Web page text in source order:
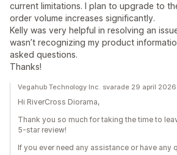
current limitations. I plan to upgrade to
order volume increases significantly.
Kelly was very helpful in resolving an
wasn’t recognizing my product
asked questions.
Thanks!
Vegahub Technology Inc. svarade 29 april 2026
Hi RiverCross Diorama,
Thank you so much for taking the time to
5-star review!
If you ever need any assistance or have any